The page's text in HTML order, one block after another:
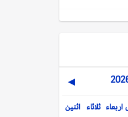
▶
اثنين ثلاثاء اربعاء